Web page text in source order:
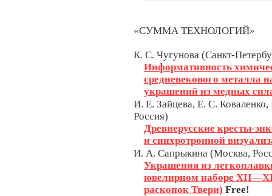
«СУММА ТЕХНОЛОГИЙ»
К. С. Чугунова (Санкт-
Информативность
средневекового металла
украшений из медных
И. Е. Зайцева, Е. С.
Россия)
Древнерусские кресты-
и синхротронной
И. А. Сапрыкина (Москва,
Украшения из
ювелирном наборе
раскопок Твери) Free!